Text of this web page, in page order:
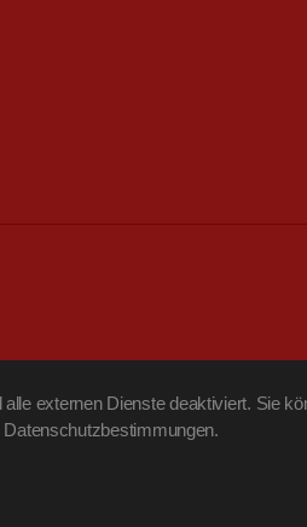
externen Dienste deaktiviert. Sie